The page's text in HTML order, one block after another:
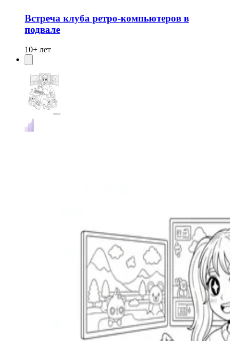
Встреча клуба ретро-компьютеров в
подвале
10+ лет